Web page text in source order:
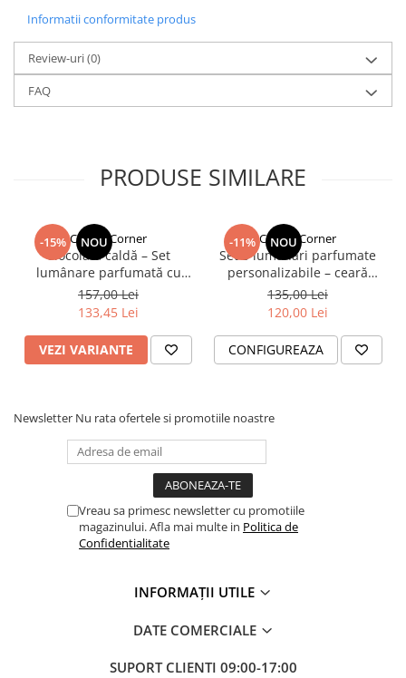
Informatii conformitate produs
Review-uri(0)
FAQ
PRODUSE SIMILARE
-15% NOU
Candle Corner
Ciocolată caldă – Set
lumânare parfumată cu
accesorii elegante
157,00 Lei
133,45 Lei
VEZI VARIANTE
-11% NOU
Candle Corner
Set 3 lumânări parfumate
personalizabile – ceară
naturală de soia, sticlă
ambră 100 g
135,00 Lei
120,00 Lei
CONFIGUREAZA
Newsletter Nu rata ofertele si promotiile noastre
Vreau sa primesc newsletter cu promotiile
magazinului. Afla mai multe in Politica de
Confidentialitate
INFORMAȚII UTILE
DATE COMERCIALE
SUPORT CLIENTI 09:00-17:00